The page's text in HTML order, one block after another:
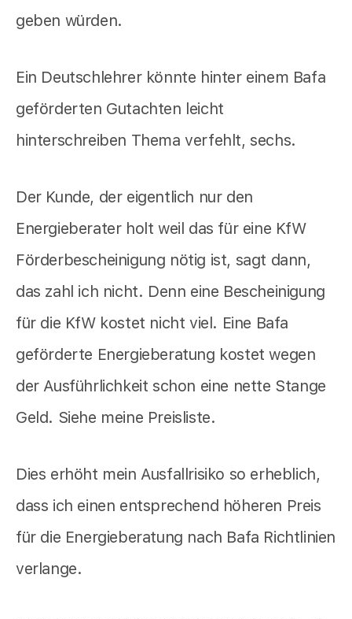
geben würden.
Ein Deutschlehrer könnte hinter einem Bafa
geförderten Gutachten leicht
hinterschreiben Thema verfehlt, sechs.
Der Kunde, der eigentlich nur den
Energieberater holt weil das für eine KfW
Förderbescheinigung nötig ist, sagt dann,
das zahl ich nicht. Denn eine Bescheinigung
für die KfW kostet nicht viel. Eine Bafa
geförderte Energieberatung kostet wegen
der Ausführlichkeit schon eine nette Stange
Geld. Siehe meine Preisliste.
Dies erhöht mein Ausfallrisiko so erheblich,
dass ich einen entsprechend höheren Preis
für die Energieberatung nach Bafa Richtlinien
verlange.